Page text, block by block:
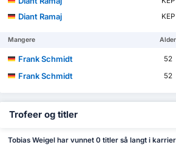
Diant Ramaj
KEP
Mangere Alder
Frank Schmidt 52
Frank Schmidt 52
Trofeer og titler
Tobias Weigel har vunnet 0 titler så langt i